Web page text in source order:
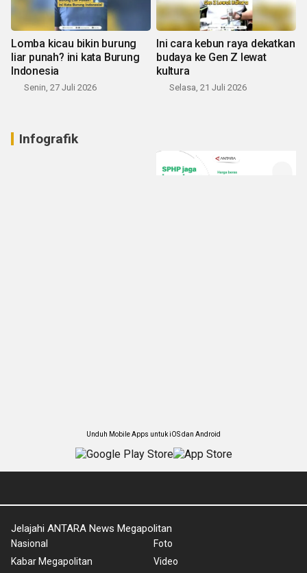
Lomba kicau bikin burung
liar punah? ini kata Burung
Indonesia
Senin, 27 Juli 2026
Ini cara kebun raya dekatkan
budaya ke Gen Z lewat
kultura
Selasa, 21 Juli 2026
Infografik
Unduh Mobile Apps untuk iOS dan Android
Jelajahi ANTARA News Megapolitan
Nasional
Kabar Megapolitan
Foto
Video